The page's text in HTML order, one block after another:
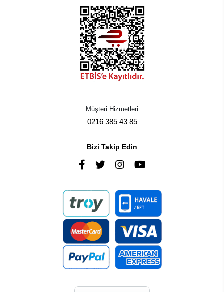
Müşteri Hizmetleri
0216 385 43 85
Bizi Takip Edin